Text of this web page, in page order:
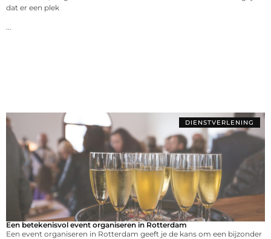
dat er een plek
...
DIENSTVERLENING
Een betekenisvol event organiseren in Rotterdam
Een event organiseren in Rotterdam geeft je de kans om een bijzonder